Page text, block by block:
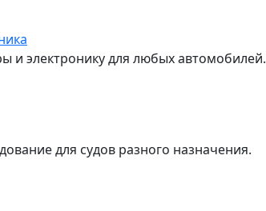
и электронику для любых автомобилей.
для судов разного назначения.